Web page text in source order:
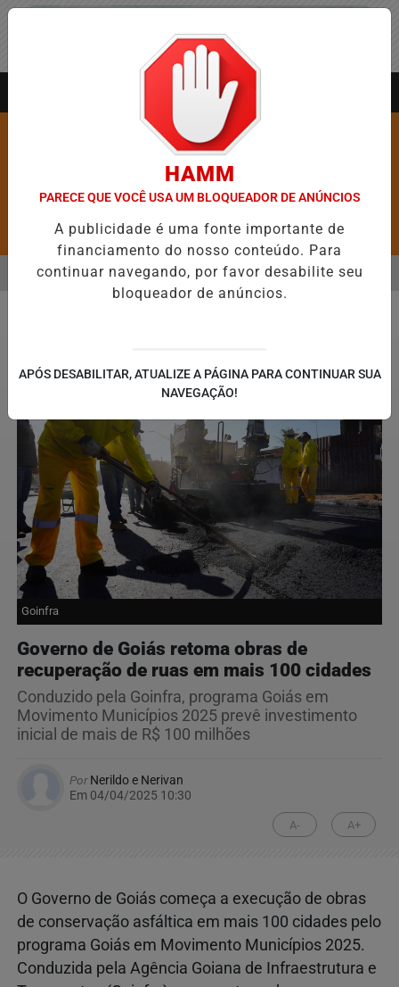
Pesquisar Notícia
5,1 MIL NOVAS VAGAS DO ALUGUEL SOCIAL EM 40 MUNICÍPIOS
MENU
Goinfra
Governo de Goiás retoma obras de
recuperação de ruas em mais 100 cidades
Conduzido pela Goinfra, programa Goiás em
Movimento Municípios 2025 prevê investimento
inicial de mais de R$ 100 milhões
PorNerildo e Nerivan
Em 04/04/2025 10:30
A- A+
O Governo de Goiás começa a execução de obras
de conservação asfáltica em mais 100 cidades pelo
programa Goiás em Movimento Municípios 2025.
Conduzida pela Agência Goiana de Infraestrutura e
HAMM
PARECE QUE VOCÊ USA UM BLOQUEADOR DE ANÚNCIOS
A publicidade é uma fonte importante de
financiamento do nosso conteúdo. Para
continuar navegando, por favor desabilite seu
bloqueador de anúncios.
APÓS DESABILITAR, ATUALIZE A PÁGINA PARA CONTINUAR SUA
NAVEGAÇÃO!